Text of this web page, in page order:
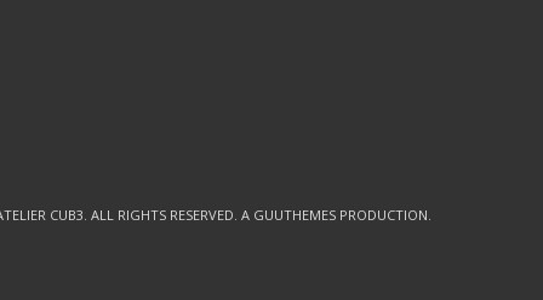
CUB3. ALL RIGHTS RESERVED. A GUUTHEMES PRODUCTION.